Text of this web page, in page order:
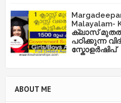
Malayalam-
ക്ലാസ്
പഠിക്കുന്ന
സ്കോളർഷിപ്
ABOUT ME